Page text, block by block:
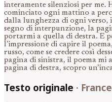
interamente silenziosi per me.
cominciato ogni mattino a
dalla lunghezza di ogni verso,
segno di interpunzione, la
portarmi a quella di destra. E
l’impressione di capire il
russo, come se credere così
pagina di sinistra, il poema mi
pagina di destra, scopro
Testo originale ·